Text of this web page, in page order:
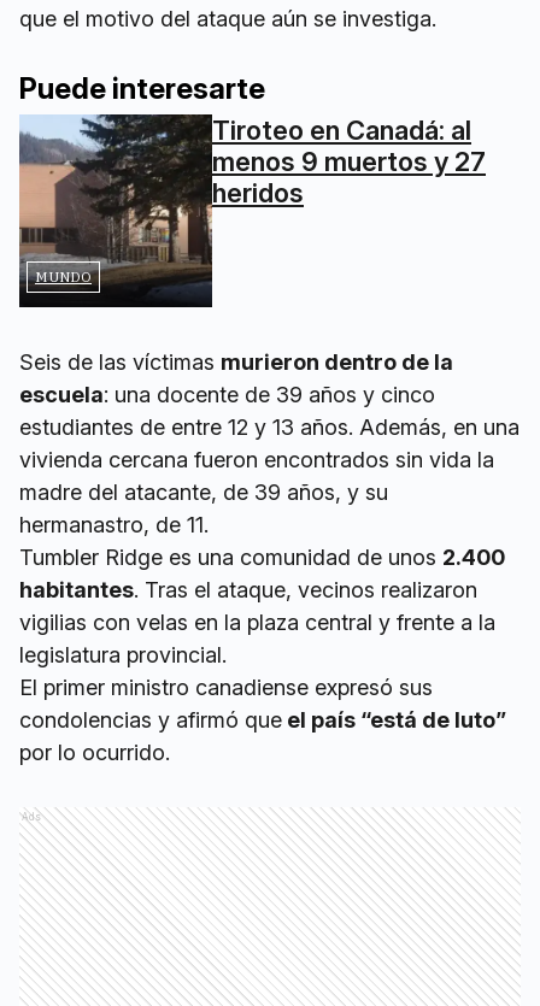
que el motivo del ataque aún se investiga.
Puede interesarte
MUNDO
Tiroteo en Canadá: al
menos 9 muertos y 27
heridos
Seis de las víctimas murieron dentro de la
escuela: una docente de 39 años y cinco
estudiantes de entre 12 y 13 años. Además, en una
vivienda cercana fueron encontrados sin vida la
madre del atacante, de 39 años, y su
hermanastro, de 11.
Tumbler Ridge es una comunidad de unos 2.400
habitantes. Tras el ataque, vecinos realizaron
vigilias con velas en la plaza central y frente a la
legislatura provincial.
El primer ministro canadiense expresó sus
condolencias y afirmó que el país “está de luto”
por lo ocurrido.
Ads